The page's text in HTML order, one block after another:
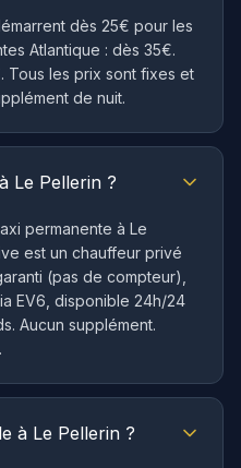
dès 25€ pour les
Atlantique : dès 35€.
Tous les prix sont fixes et
de nuit.
Le Pellerin ?
permanente à Le
est un chauffeur privé
(pas de compteur),
EV6, disponible 24h/24
Aucun supplément.
à Le Pellerin ?